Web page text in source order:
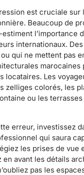
est cruciale sur
Beaucoup de
l’importance
internationaux.
qui ne mettent pas
marocaines
locataires. Les
zelliges colorés, les
ou les
erreur, investissez
qui saura
les prises de vue
en avant les détails
pas les